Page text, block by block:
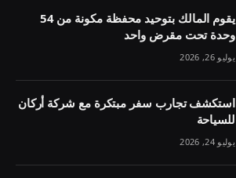
يقوم المالك بتوحيد محفظة مكونة من 54
وحدة تحت مقرض واحد
يوليو 26, 2026
استكشف تجارب سفر مبتكرة مع شركة أركان
للسياحة
يوليو 24, 2026